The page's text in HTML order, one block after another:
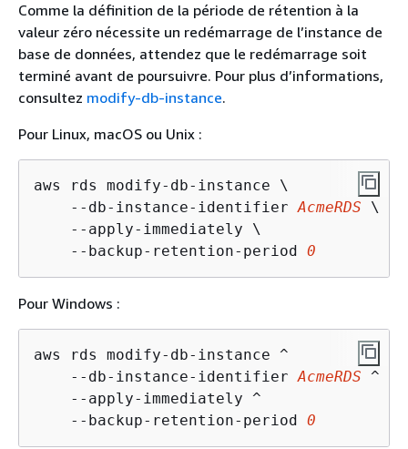
Comme la définition de la période de rétention à la
valeur zéro nécessite un redémarrage de l’instance de
base de données, attendez que le redémarrage soit
terminé avant de poursuivre. Pour plus d’informations,
consultez modify-db-instance.
Pour Linux, macOS ou Unix :
aws rds modify-db-instance \
    --db-instance-identifier
AcmeRDS \
    --apply-immediately \
    --backup-retention-period
0
Pour Windows :
aws rds modify-db-instance ^
    --db-instance-identifier
AcmeRDS ^
    --apply-immediately ^
    --backup-retention-period
0